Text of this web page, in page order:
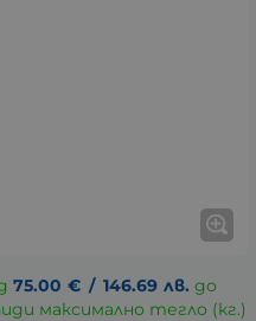
75.00 € / 146.69 лв. до
максимално тегло (кг.)